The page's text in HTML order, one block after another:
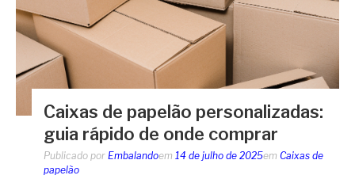
Caixas de papelão personalizadas:
guia rápido de onde comprar
Publicado por Embalandoem 14 de julho de 2025em Caixas de
papelão